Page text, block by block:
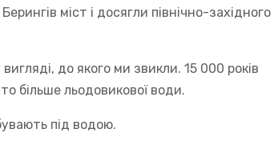
міст і досягли північно-західного
до якого ми звикли. 15 000 років
більше льодовикової води.
під водою.